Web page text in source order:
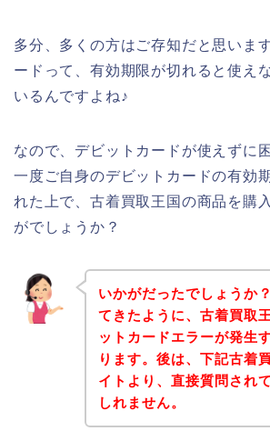
多分、多くの方はご存知だと思いま
ードって、有効期限が切れると使え
いるんですよね♪
なので、デビットカードが使えずに
一度ご自身のデビットカードの有効
れた上で、古着買取王国の商品を購
がでしょうか？
いかがだったでしょうか
てきたように、古着買取
ットカードエラーが発生
ります。後は、下記古着
イトより、直接質問され
しれません。